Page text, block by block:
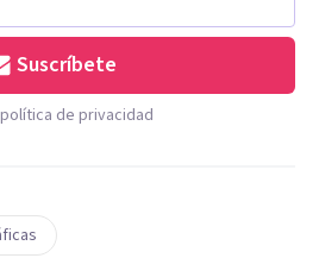
Suscríbete
de privacidad